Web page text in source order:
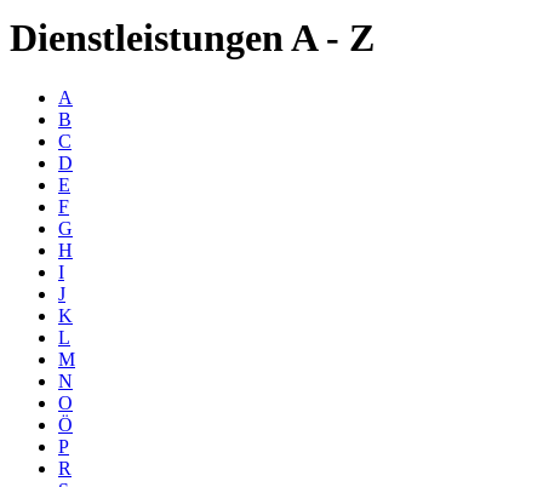
Dienstleistungen A - Z
A
B
C
D
E
F
G
H
I
J
K
L
M
N
O
Ö
P
R